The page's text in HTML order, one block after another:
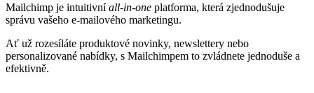
Mailchimp je intuitivníall-in-one platforma, která zjednodušuje
správu vašeho e-mailového marketingu.
Ať už rozesíláte produktové novinky, newslettery nebo
personalizované nabídky, s Mailchimpem to zvládnete jednoduše a
efektivně.